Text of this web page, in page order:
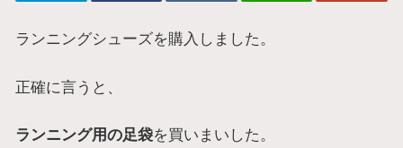
ランニングシューズを購入しました。
正確に言うと、
ランニング用の足袋を買いまいした。